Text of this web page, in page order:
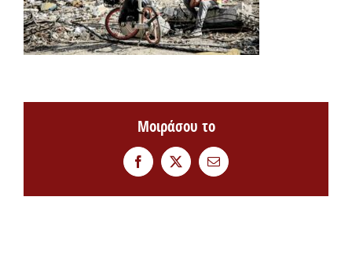
Μοιράσου το
FacebookTwitterEmail